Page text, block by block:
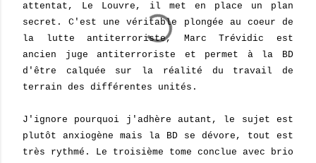
attentat, Le Louvre, il met en place un plan
secret. C'est une véritable plongée au coeur de
la lutte antiterroriste, Marc Trévidic est
ancien juge antiterroriste et permet à la BD
d'être calquée sur la réalité du travail de
terrain des différentes unités.
J'ignore pourquoi j'adhère autant, le sujet est
plutôt anxiogène mais la BD se dévore, tout est
très rythmé. Le troisième tome conclue avec brio